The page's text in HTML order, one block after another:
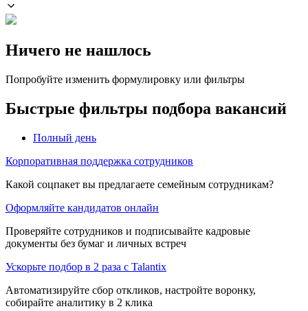
Ничего не нашлось
Попробуйте изменить формулировку или фильтры
Быстрые фильтры подбора вакансий
Полный день
Корпоративная поддержка сотрудников
Какой соцпакет вы предлагаете семейным сотрудникам?
Оформляйте кандидатов онлайн
Проверяйте сотрудников и подписывайте кадровые
документы без бумаг и личных встреч
Ускорьте подбор в 2 раза с Talantix
Автоматизируйте сбор откликов, настройте воронку,
собирайте аналитику в 2 клика